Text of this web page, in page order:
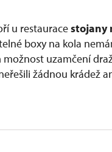
u restauracestojany
boxy na kola
uzamčení
žádnou krádež